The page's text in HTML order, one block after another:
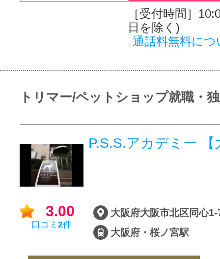
［受付時間］
日を除く)
通話料無料につ
トリマー/ペットショップ就職・
P.S.S.アカデミー 【
3.00
口コミ 2件
大阪府・桜ノ宮駅